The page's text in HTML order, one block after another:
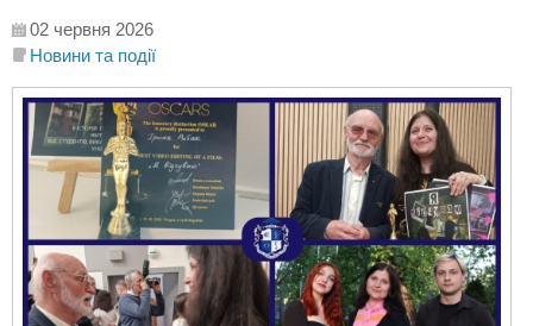
02 червня 2026
Новини та події